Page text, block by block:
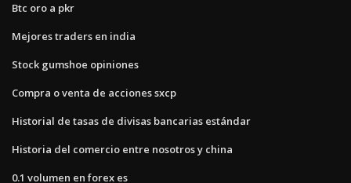
Btc oro a pkr
Mejores traders en india
Stock gumshoe opiniones
Compra o venta de acciones sxcp
Historial de tasas de divisas bancarias estándar
Historia del comercio entre nosotros y china
0.1 volumen en forex es